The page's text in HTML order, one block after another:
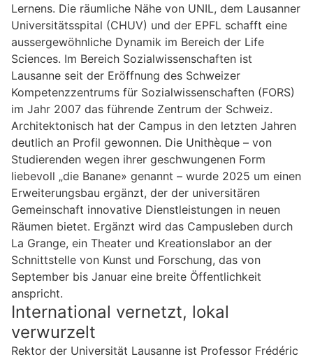
Lernens. Die räumliche Nähe von UNIL, dem Lausanner
Universitätsspital (CHUV) und der EPFL schafft eine
aussergewöhnliche Dynamik im Bereich der Life
Sciences. Im Bereich Sozialwissenschaften ist
Lausanne seit der Eröffnung des Schweizer
Kompetenzzentrums für Sozialwissenschaften (FORS)
im Jahr 2007 das führende Zentrum der Schweiz.
Architektonisch hat der Campus in den letzten Jahren
deutlich an Profil gewonnen. Die Unithèque – von
Studierenden wegen ihrer geschwungenen Form
liebevoll „die Banane» genannt – wurde 2025 um einen
Erweiterungsbau ergänzt, der der universitären
Gemeinschaft innovative Dienstleistungen in neuen
Räumen bietet. Ergänzt wird das Campusleben durch
La Grange, ein Theater und Kreationslabor an der
Schnittstelle von Kunst und Forschung, das von
September bis Januar eine breite Öffentlichkeit
anspricht.
International vernetzt, lokal
verwurzelt
Rektor der Universität Lausanne ist Professor Frédéric